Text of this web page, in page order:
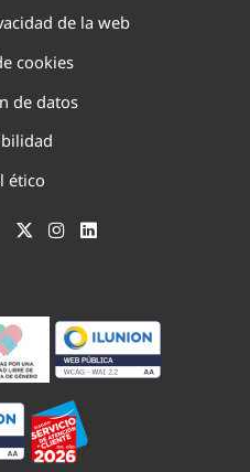
de la web
cookies
de datos
ético